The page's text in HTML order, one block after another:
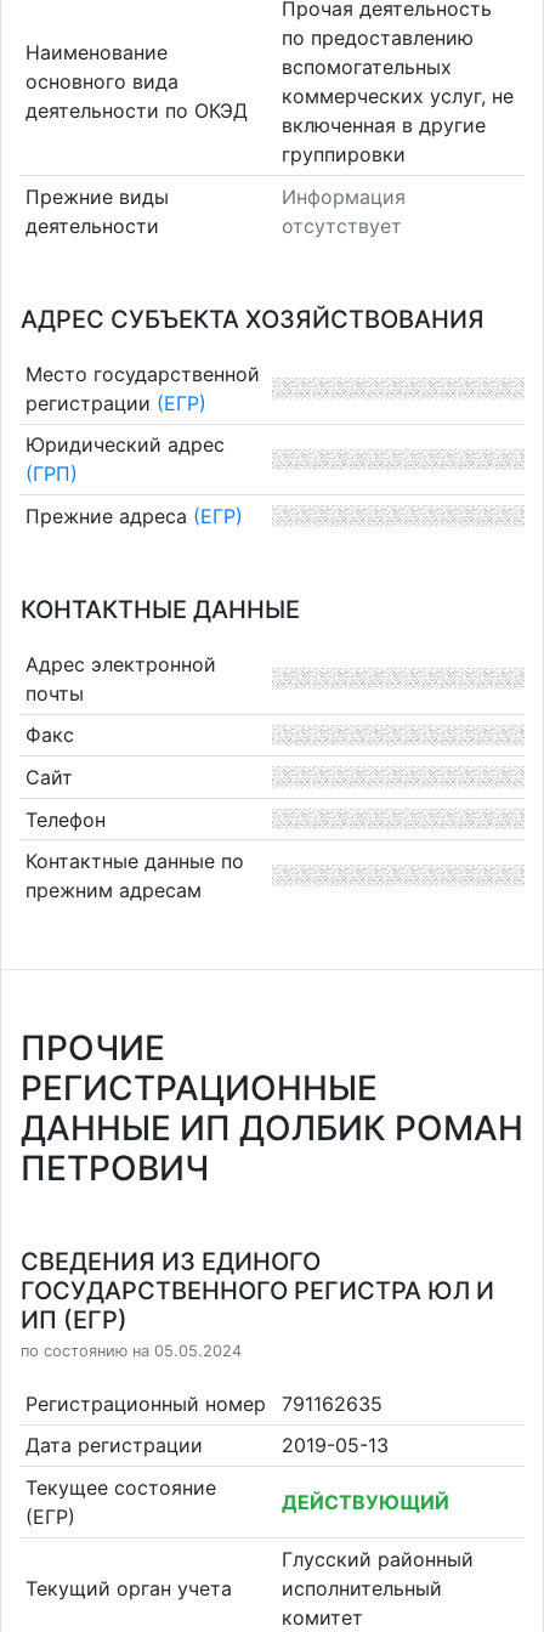
Наименование
основного вида
деятельности по ОКЭД
Прочая деятельность
по предоставлению
вспомогательных
коммерческих услуг, не
включенная в другие
группировки
Прежние виды
деятельности
Информация
отсутствует
АДРЕС СУБЪЕКТА ХОЗЯЙСТВОВАНИЯ
Место государственной
регистрации (ЕГР)
Юридический адрес
(ГРП)
Прежние адреса (ЕГР)
КОНТАКТНЫЕ ДАННЫЕ
Адрес электронной
почты
Факс
Сайт
Телефон
Контактные данные по
прежним адресам
ПРОЧИЕ
РЕГИСТРАЦИОННЫЕ
ДАННЫЕ ИП ДОЛБИК РОМАН
ПЕТРОВИЧ
СВЕДЕНИЯ ИЗ ЕДИНОГО
ГОСУДАРСТВЕННОГО РЕГИСТРА ЮЛ И
ИП (ЕГР)
по состоянию на 05.05.2024
Регистрационный номер
791162635
Дата регистрации
2019-05-13
Текущее состояние
(ЕГР)
ДЕЙСТВУЮЩИЙ
Текущий орган учета
Глусский районный
исполнительный
комитет